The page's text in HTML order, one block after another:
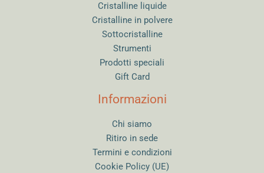
Cristalline liquide
Cristalline in polvere
Sottocristalline
Strumenti
Prodotti speciali
Gift Card
Informazioni
Chi siamo
Ritiro in sede
Termini e condizioni
Cookie Policy (UE)